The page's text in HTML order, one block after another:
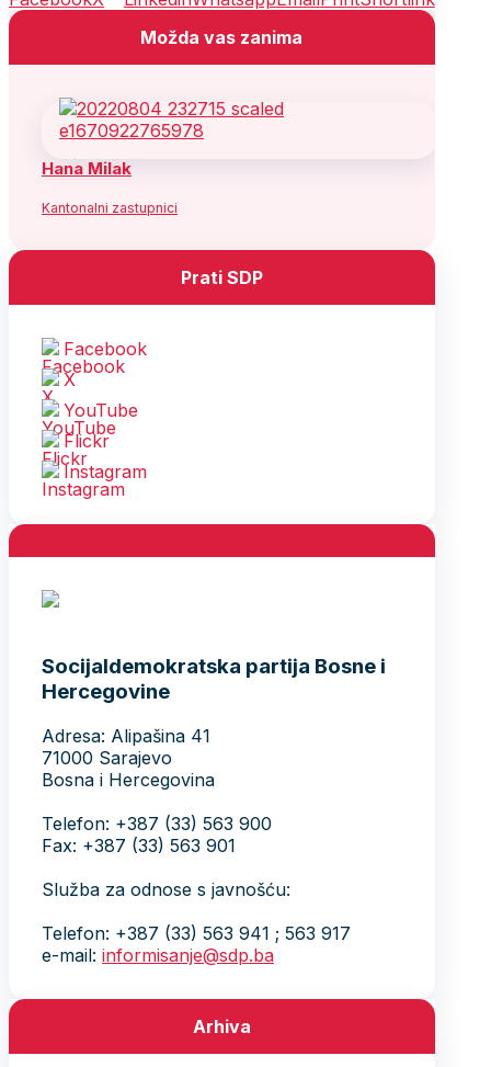
Možda vas zanima
Hana Milak
Kantonalni zastupnici
Prati SDP
Facebook
X
YouTube
Flickr
Instagram
Socijaldemokratska partija Bosne i
Hercegovine
Adresa: Alipašina 41
71000 Sarajevo
Bosna i Hercegovina
Telefon: +387 (33) 563 900
Fax: +387 (33) 563 901
Služba za odnose s javnošću:
Telefon: +387 (33) 563 941 ; 563 917
e-mail: informisanje@sdp.ba
Arhiva